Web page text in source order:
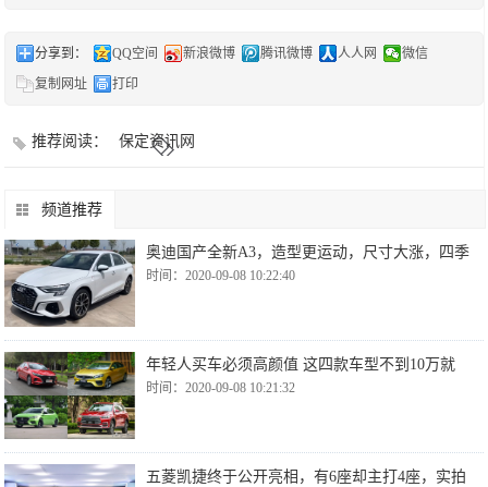
分享到： QQ空间 新浪微博 腾讯微博 人人网
微信
复制网址
打印
推荐阅读： 保定资讯网
频道推荐
奥迪国产全新A3，造型更运动，尺寸大涨，四季
时间：2020-09-08 10:22:40
年轻人买车必须高颜值 这四款车型不到10万就
时间：2020-09-08 10:21:32
五菱凯捷终于公开亮相，有6座却主打4座，实拍